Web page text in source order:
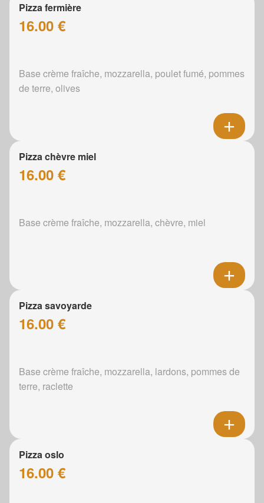
Pizza fermière
16.00 €
Base crème fraîche, mozzarella, poulet fumé, pommes
de terre, olives
Pizza chèvre miel
16.00 €
Base crème fraîche, mozzarella, chèvre, miel
Pizza savoyarde
16.00 €
Base crème fraîche, mozzarella, lardons, pommes de
terre, raclette
Pizza oslo
16.00 €